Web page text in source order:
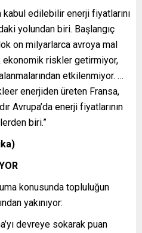
edilebilir enerji fiyatlarını
yolundan biri. Başlangıç
on milyarlarca avroya mal
riskler getirmiyor,
etkilenmiyor. …
enerjiden üreten Fransa,
Avrupa’da enerji fiyatlarının
biri.”
konusunda topluluğun
yakınıyor:
devreye sokarak puan